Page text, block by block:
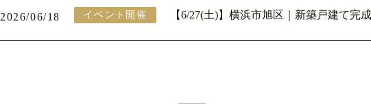
2026/06/18 イベント開催 【6/27(土)】横浜市旭区｜新築戸建て完